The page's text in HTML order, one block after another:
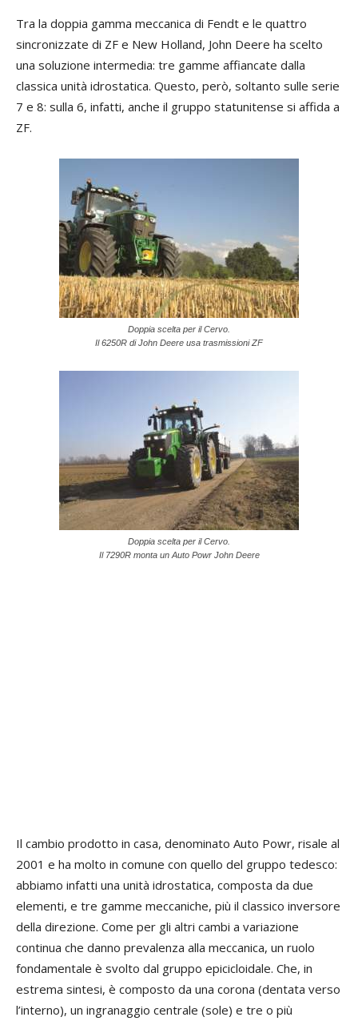
Tra la doppia gamma meccanica di Fendt e le quattro
sincronizzate di ZF e New Holland, John Deere ha scelto
una soluzione intermedia: tre gamme affiancate dalla
classica unità idrostatica. Questo, però, soltanto sulle serie
7 e 8: sulla 6, infatti, anche il gruppo statunitense si affida a
ZF.
Doppia scelta per il Cervo.
Il 6250R di John Deere usa trasmissioni ZF
Doppia scelta per il Cervo.
Il 7290R monta un Auto Powr John Deere
Il cambio prodotto in casa, denominato Auto Powr, risale al
2001 e ha molto in comune con quello del gruppo tedesco:
abbiamo infatti una unità idrostatica, composta da due
elementi, e tre gamme meccaniche, più il classico inversore
della direzione. Come per gli altri cambi a variazione
continua che danno prevalenza alla meccanica, un ruolo
fondamentale è svolto dal gruppo epicicloidale. Che, in
estrema sintesi, è composto da una corona (dentata verso
l’interno), un ingranaggio centrale (sole) e tre o più